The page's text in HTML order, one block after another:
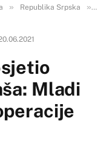
» Republika Srpska »
Mladi